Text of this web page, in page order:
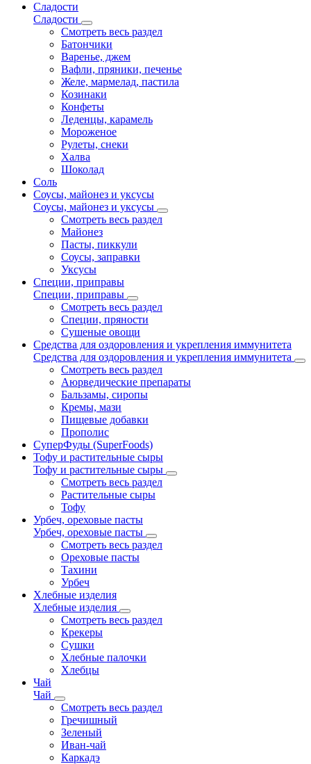
Сладости
Сладости
Смотреть весь раздел
Батончики
Варенье, джем
Вафли, пряники, печенье
Желе, мармелад, пастила
Козинаки
Конфеты
Леденцы, карамель
Мороженое
Рулеты, снеки
Халва
Шоколад
Соль
Соусы, майонез и уксусы
Соусы, майонез и уксусы
Смотреть весь раздел
Майонез
Пасты, пиккули
Соусы, заправки
Уксусы
Специи, приправы
Специи, приправы
Смотреть весь раздел
Специи, пряности
Сушеные овощи
Средства для оздоровления и укрепления иммунитета
Средства для оздоровления и укрепления иммунитета
Смотреть весь раздел
Аюрведические препараты
Бальзамы, сиропы
Кремы, мази
Пищевые добавки
Прополис
СуперФуды (SuperFoods)
Тофу и растительные сыры
Тофу и растительные сыры
Смотреть весь раздел
Растительные сыры
Тофу
Урбеч, ореховые пасты
Урбеч, ореховые пасты
Смотреть весь раздел
Ореховые пасты
Тахини
Урбеч
Хлебные изделия
Хлебные изделия
Смотреть весь раздел
Крекеры
Сушки
Хлебные палочки
Хлебцы
Чай
Чай
Смотреть весь раздел
Гречишный
Зеленый
Иван-чай
Каркадэ